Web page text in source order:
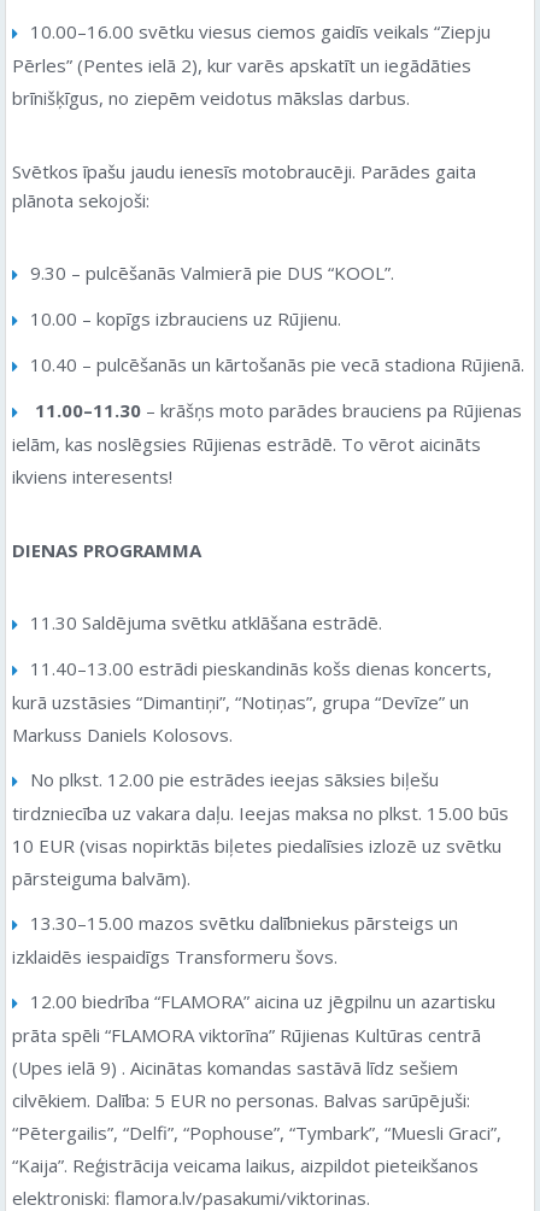
10.00–16.00 svētku viesus ciemos gaidīs veikals “Ziepju
Pērles” (Pentes ielā 2), kur varēs apskatīt un iegādāties
brīnišķīgus, no ziepēm veidotus mākslas darbus.
Svētkos īpašu jaudu ienesīs motobraucēji. Parādes gaita
plānota sekojoši:
9.30 – pulcēšanās Valmierā pie DUS “KOOL”.
10.00 – kopīgs izbrauciens uz Rūjienu.
10.40 – pulcēšanās un kārtošanās pie vecā stadiona Rūjienā.
11.00–11.30 – krāšņs moto parādes brauciens pa Rūjienas
ielām, kas noslēgsies Rūjienas estrādē. To vērot aicināts
ikviens interesents!
DIENAS PROGRAMMA
11.30 Saldējuma svētku atklāšana estrādē.
11.40–13.00 estrādi pieskandinās košs dienas koncerts,
kurā uzstāsies “Dimantiņi”, “Notiņas”, grupa “Devīze” un
Markuss Daniels Kolosovs.
No plkst. 12.00 pie estrādes ieejas sāksies biļešu
tirdzniecība uz vakara daļu. Ieejas maksa no plkst. 15.00 būs
10 EUR (visas nopirktās biļetes piedalīsies izlozē uz svētku
pārsteiguma balvām).
13.30–15.00 mazos svētku dalībniekus pārsteigs un
izklaidēs iespaidīgs Transformeru šovs.
12.00 biedrība “FLAMORA” aicina uz jēgpilnu un azartisku
prāta spēli “FLAMORA viktorīna” Rūjienas Kultūras centrā
(Upes ielā 9) . Aicinātas komandas sastāvā līdz sešiem
cilvēkiem. Dalība: 5 EUR no personas. Balvas sarūpējuši:
“Pētergailis”, “Delfi”, “Pophouse”, “Tymbark”, “Muesli Graci”,
“Kaija”. Reģistrācija veicama laikus, aizpildot pieteikšanos
elektroniski: flamora.lv/pasakumi/viktorinas.